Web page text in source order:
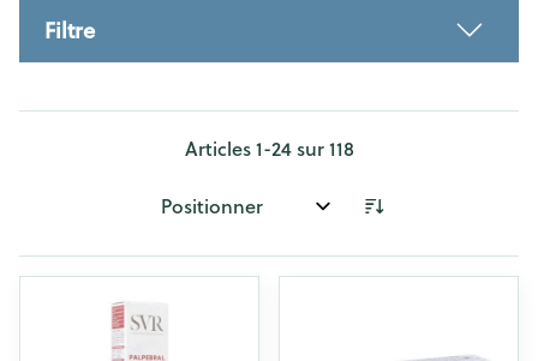
Filtre
Articles1-24sur118
Trier par: